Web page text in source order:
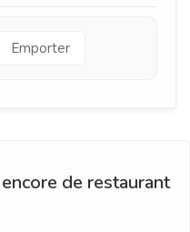
Emporter
de restaurant